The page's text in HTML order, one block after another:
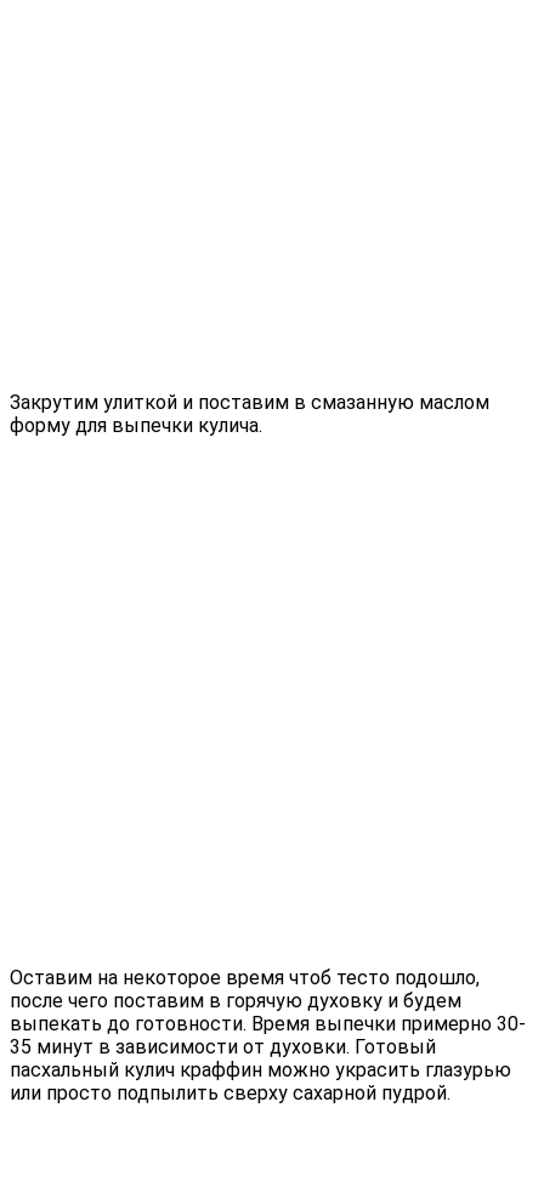
Закрутим улиткой и поставим в смазанную маслом
форму для выпечки кулича.
Оставим на некоторое время чтоб тесто подошло,
после чего поставим в горячую духовку и будем
выпекать до готовности. Время выпечки примерно 30-
35 минут в зависимости от духовки. Готовый
пасхальный кулич краффин можно украсить глазурью
или просто подпылить сверху сахарной пудрой.